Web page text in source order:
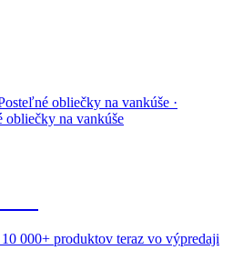
obliečky na vankúše ·
obliečky na vankúše
000+ produktov teraz vo výpredaji